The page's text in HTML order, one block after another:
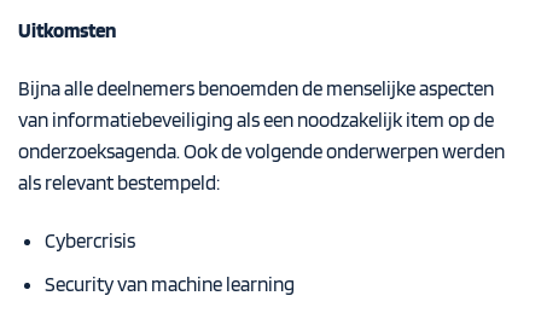
Uitkomsten
Bijna alle deelnemers benoemden de menselijke aspecten
van informatiebeveiliging als een noodzakelijk item op de
onderzoeksagenda. Ook de volgende onderwerpen werden
als relevant bestempeld:
Cybercrisis
Security van machine learning